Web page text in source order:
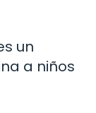
un
a niños